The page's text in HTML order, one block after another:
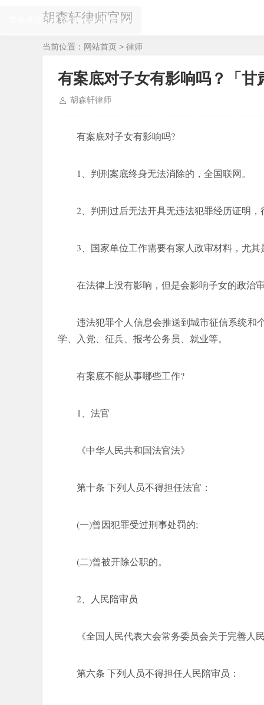
胡森轩律师官网
当前位置： 网站首页 > 律师
有案底对子女有影响吗？「甘
胡森轩律师
有案底对子女有影响吗?
1、判刑案底终身无法消除的，全国联网。
2、判刑过后无法开具无违法犯罪经历证明，
3、国家单位工作需要有家人政审材料，尤其
在法律上没有影响，但是会影响子女的政治
违法犯罪个人信息会推送到城市征信系统和
学、入党、征兵、报考公务员、就业等。
有案底不能从事哪些工作?
1、法官
《中华人民共和国法官法》
第十条 下列人员不得担任法官：
(一)曾因犯罪受过刑事处罚的;
(二)曾被开除公职的。
2、人民陪审员
《全国人民代表大会常务委员会关于完善人
第六条 下列人员不得担任人民陪审员：